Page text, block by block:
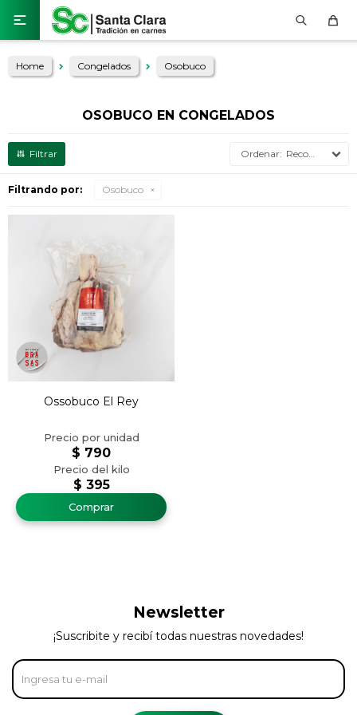

Home Congelados Osobuco
OSOBUCO EN CONGELADOS
Recomendados
Filtrando por: Osobuco
Ossobuco El Rey
$ 395
$ 790
Newsletter
¡Suscribite y recibí todas nuestras novedades!